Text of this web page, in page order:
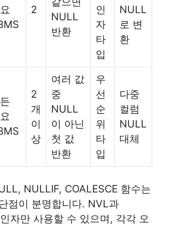
2
NULL
반환
인
자
타
입
NULL
로 변
환
2
개
이
상
여러 값
중
NULL
이 아닌
첫 값
반환
우
선
순
위
타
입
다중
컬럼
NULL
대체
NULLIF, COALESCE 함수는
점이 분명합니다. NVL과
자만 사용할 수 있으며, 각각 오